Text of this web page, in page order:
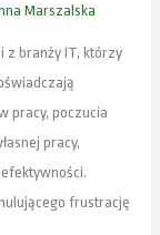
Marszalska
z branży IT, którzy
pracy, poczucia
pracy,
frustrację